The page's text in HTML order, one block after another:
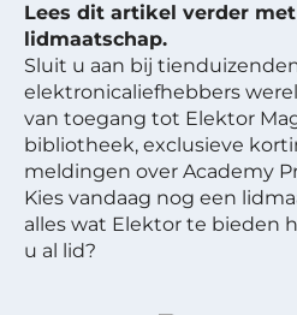
Lees dit artikel verder
lidmaatschap.
Sluit u aan bij
elektronicaliefhebbers
van toegang tot Elektor
bibliotheek, exclusieve
meldingen over Academy
Kies vandaag nog een
alles wat Elektor te bieden
u al lid?